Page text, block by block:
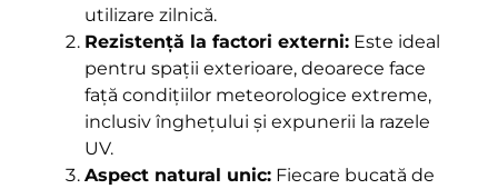
utilizare zilnică.
Rezistență la factori externi:Este ideal
pentru spații exterioare, deoarece face
față condițiilor meteorologice extreme,
inclusiv înghețului și expunerii la razele
UV.
Aspect natural unic:Fiecare bucată de